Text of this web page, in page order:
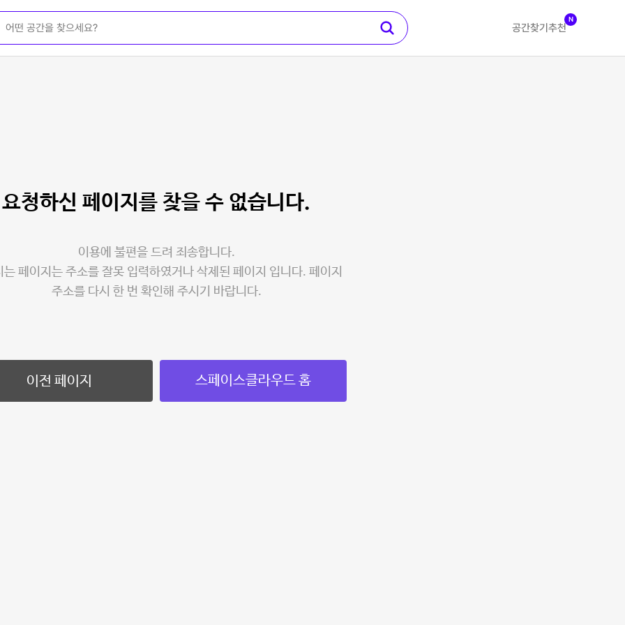
공간찾기 추천
N
요청하신 페이지를 찾을 수 없습니다.
이용에 불편을 드려 죄송합니다.
는 페이지는 주소를 잘못 입력하였거나 삭제된 페이지 입니다. 페이지
주소를 다시 한 번 확인해 주시기 바랍니다.
이전 페이지 스페이스클라우드 홈